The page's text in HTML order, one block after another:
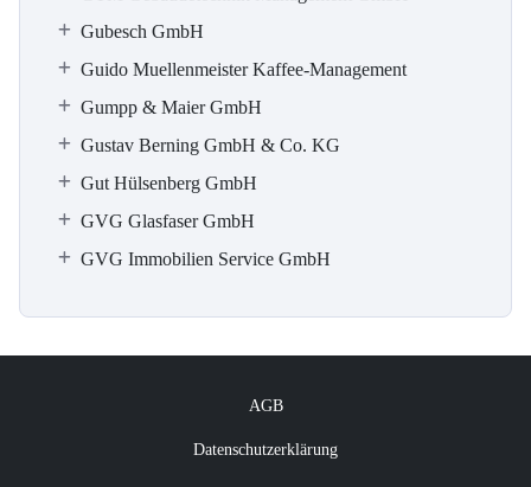
Gubesch GmbH
Guido Muellenmeister Kaffee-Management
Gumpp & Maier GmbH
Gustav Berning GmbH & Co. KG
Gut Hülsenberg GmbH
GVG Glasfaser GmbH
GVG Immobilien Service GmbH
AGB
Datenschutzerklärung